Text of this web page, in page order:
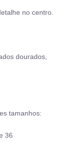
no centro.
dourados,
tamanhos:
36